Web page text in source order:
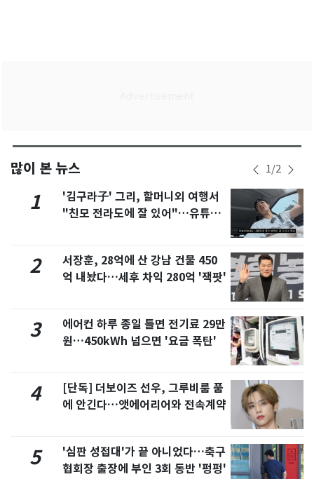
많이 본 뉴스 1/2
1
'김구라子' 그리, 할머니외 여행서
"친모 전라도에 잘 있어"…유튜브
2
서장훈, 28억에 산 강남 건물 450
억 내놨다…세후 차익 280억 '잭팟'
3
에어컨 하루 종일 틀면 전기료 29만
원…450kWh 넘으면 '요금 폭탄'
4
[단독] 더보이즈 선우, 그루비룸 품
에 안긴다…앳에어리어와 전속계약
5
'심판 성접대'가 끝 아니었다…축구
협회장 출장에 부인 3회 동반 '펑펑'